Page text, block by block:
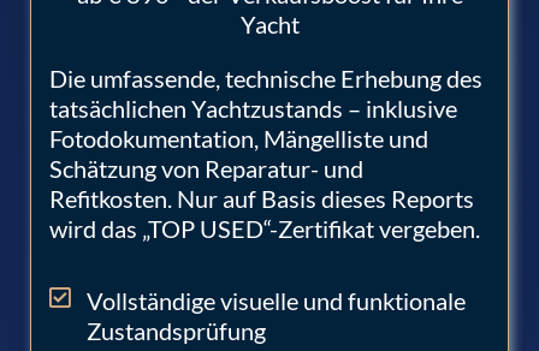
Yacht
Die umfassende, technische Erhebung des
tatsächlichen Yachtzustands – inklusive
Fotodokumentation, Mängelliste und
Schätzung von Reparatur- und
Refitkosten. Nur auf Basis dieses Reports
wird das „TOP USED“-Zertifikat vergeben.
Vollständige visuelle und funktionale
Zustandsprüfung